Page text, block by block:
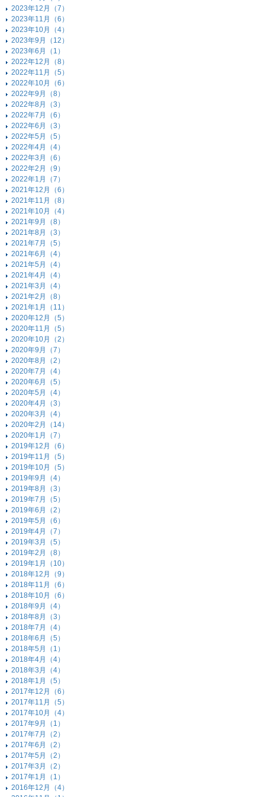
2023年12月（7）
2023年11月（6）
2023年10月（4）
2023年9月（12）
2023年6月（1）
2022年12月（8）
2022年11月（5）
2022年10月（6）
2022年9月（8）
2022年8月（3）
2022年7月（6）
2022年6月（3）
2022年5月（5）
2022年4月（4）
2022年3月（6）
2022年2月（9）
2022年1月（7）
2021年12月（6）
2021年11月（8）
2021年10月（4）
2021年9月（8）
2021年8月（3）
2021年7月（5）
2021年6月（4）
2021年5月（4）
2021年4月（4）
2021年3月（4）
2021年2月（8）
2021年1月（11）
2020年12月（5）
2020年11月（5）
2020年10月（2）
2020年9月（7）
2020年8月（2）
2020年7月（4）
2020年6月（5）
2020年5月（4）
2020年4月（3）
2020年3月（4）
2020年2月（14）
2020年1月（7）
2019年12月（6）
2019年11月（5）
2019年10月（5）
2019年9月（4）
2019年8月（3）
2019年7月（5）
2019年6月（2）
2019年5月（6）
2019年4月（7）
2019年3月（5）
2019年2月（8）
2019年1月（10）
2018年12月（9）
2018年11月（6）
2018年10月（6）
2018年9月（4）
2018年8月（3）
2018年7月（4）
2018年6月（5）
2018年5月（1）
2018年4月（4）
2018年3月（4）
2018年1月（5）
2017年12月（6）
2017年11月（5）
2017年10月（4）
2017年9月（1）
2017年7月（2）
2017年6月（2）
2017年5月（2）
2017年3月（2）
2017年1月（1）
2016年12月（4）